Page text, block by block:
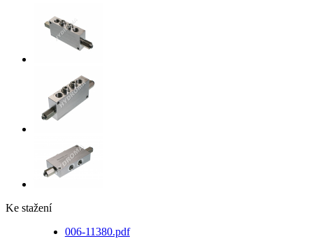
Ke stažení
006-11380.pdf